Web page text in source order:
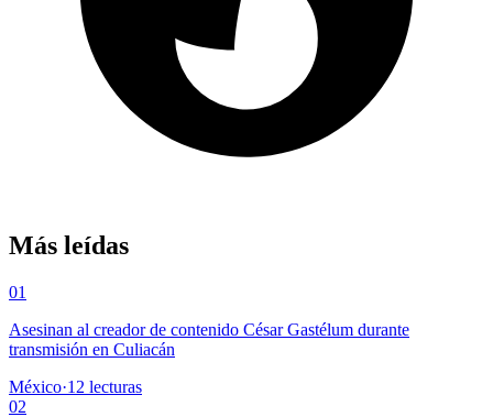
Más leídas
01
Asesinan al creador de contenido César Gastélum durante
transmisión en Culiacán
México·12 lecturas
02